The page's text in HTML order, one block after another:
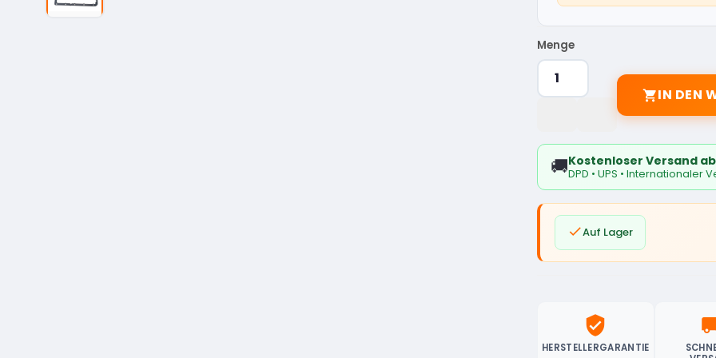
Menge
IN DEN
🚚Kostenloser Versand
DPD • UPS • Internationaler
Auf Lager
verified_user
HERSTELLERGARANTIE